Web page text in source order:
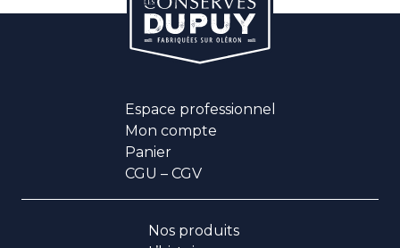
Espace professionnel
Mon compte
Panier
CGU – CGV
Nos produits